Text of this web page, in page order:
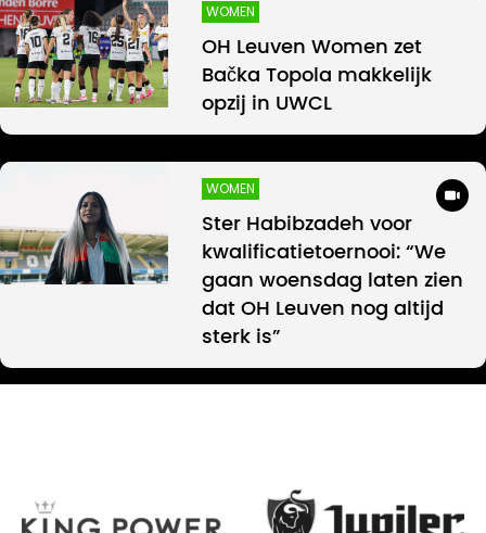
WOMEN
OH Leuven Women zet
Bačka Topola makkelijk
opzij in UWCL
WOMEN
Ster Habibzadeh voor
kwalificatietoernooi: “We
gaan woensdag laten zien
dat OH Leuven nog altijd
sterk is”